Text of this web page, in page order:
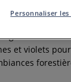
0
: 7
et violets
Personnaliser les